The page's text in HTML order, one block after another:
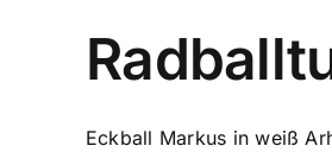
Eckball Markus in weiß